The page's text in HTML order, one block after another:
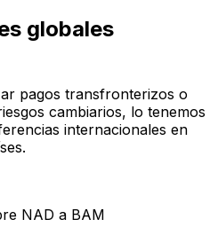
globales
pagos transfronterizos o
cambiarios, lo tenemos
internacionales en
NAD a BAM